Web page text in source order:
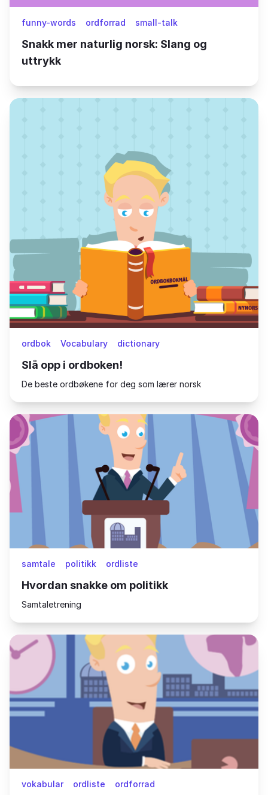
funny-words ordforrad small-talk
Snakk mer naturlig norsk: Slang og
uttrykk
ordbok Vocabulary dictionary
Slå opp i ordboken!
De beste ordbøkene for deg som lærer norsk
samtale politikk ordliste
Hvordan snakke om politikk
Samtaletrening
vokabular ordliste ordforrad